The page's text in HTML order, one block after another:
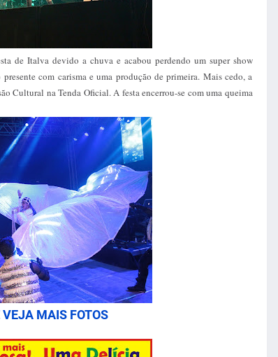
de Italva devido a chuva e acabou perdendo um super show
com carisma e uma produção de primeira. Mais cedo, a
Cultural na Tenda Oficial. A festa encerrou-se com uma queima
VEJA MAIS FOTOS